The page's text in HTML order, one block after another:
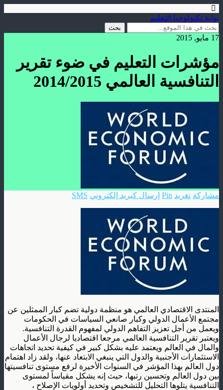
بوابة تكنولوجيا التعليم
17 مايو, 2015
مؤشرات التعليم في ضوء تقرير
التنافسية العالمي 2014/2015
مشاركة تغريد Pin إرسال كبريد إلكتروني SMS
المنتدى الاقتصادي العالمي هو منظمة دولية تضم كبار الممثلين عن
مجتمع الأعمال الدولي وكبار صانعي السياسات في الحكومات
ويعمل من أجل تعزيز التفاهم الدولي لمفهوم القدرة التنافسية.
ويعتبر تقرير التنافسية العالمي مرجعا اقتصاديا لرجال الأعمال
والمال في العالم ويعتمد عليه بشكل كبير في كيفية تحديد اتجاهات
الاستثمارات الأجنبية والدول التي ينبغي الابتعاد عنها، ولقد زاد اهتمام
دول العالم بهذا المؤشر في السنوات الأخيرة لرفع مستوى تنافسيتها
بين دول العالم وتحسين رتبها، حيث إنه يشكل مقياساً لمستوى
التنافسية يتلوها التحليل للتشخيص وتحديد أولويات الإصلاح ،